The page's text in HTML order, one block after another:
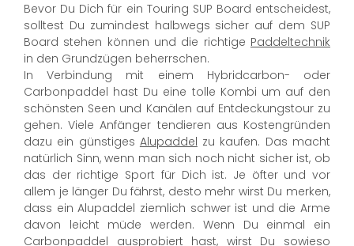
Bevor Du Dich für ein Touring SUP Board entscheidest,
solltest Du zumindest halbwegs sicher auf dem SUP
Board stehen können und die richtige Paddeltechnik
in den Grundzügen beherrschen.
In Verbindung mit einem Hybridcarbon- oder
Carbonpaddel hast Du eine tolle Kombi um auf den
schönsten Seen und Kanälen auf Entdeckungstour zu
gehen. Viele Anfänger tendieren aus Kostengründen
dazu ein günstiges Alupaddel zu kaufen. Das macht
natürlich Sinn, wenn man sich noch nicht sicher ist, ob
das der richtige Sport für Dich ist. Je öfter und vor
allem je länger Du fährst, desto mehr wirst Du merken,
dass ein Alupaddel ziemlich schwer ist und die Arme
davon leicht müde werden. Wenn Du einmal ein
Carbonpaddel ausprobiert hast, wirst Du sowieso